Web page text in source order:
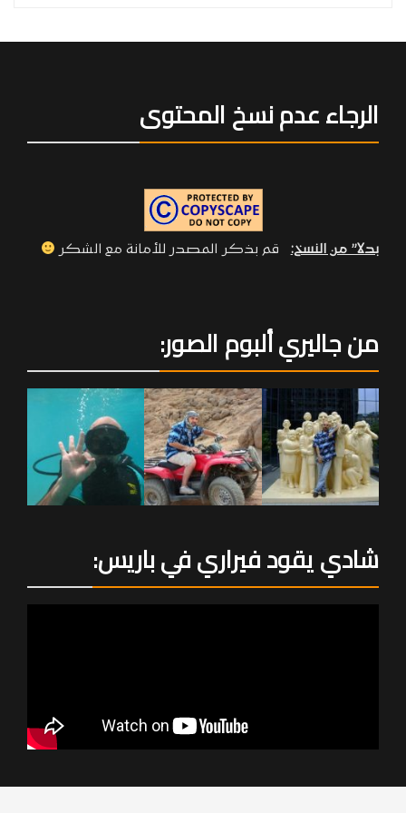
الرجاء عدم نسخ المحتوى
بدلا” من النسخ: قم بذكر المصدر للأمانة مع الشكر
من جاليري ألبوم الصور:
شادي يقود فيراري في باريس: